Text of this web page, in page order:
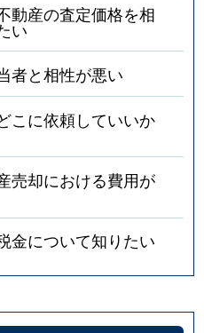
動産の査定価格を相
い
者と相性が悪い
こに依頼していいか
売却における費用が
金について知りたい